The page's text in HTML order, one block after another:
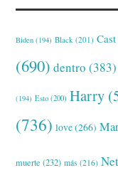
Biden (194) Black (201) Cast
(690) dentro (383)
(194) Esto (200) Harry
(736) love(266)
muerte (232) más (216)